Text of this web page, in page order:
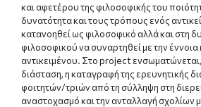
και αφετέρου της φιλοσοφικής του
δυνατότητα και τους τρόπους ενός
κατανοηθεί ως φιλοσοφικό αλλά και στη
φιλοσοφικού να συναρτηθεί με την
αντικειμένου. Στo project
διάσταση, η καταγραφή της ερευνητικής
φοιτητών/τριών από τη σύλληψη στη
αναστοχασμό και την ανταλλαγή σχολίων